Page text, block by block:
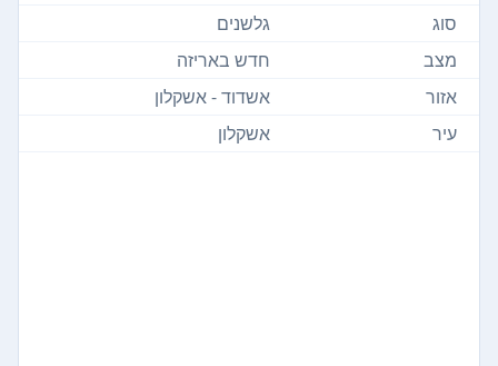
סוג
גלשנים
מצב
חדש באריזה
אזור
אשדוד - אשקלון
עיר
אשקלון